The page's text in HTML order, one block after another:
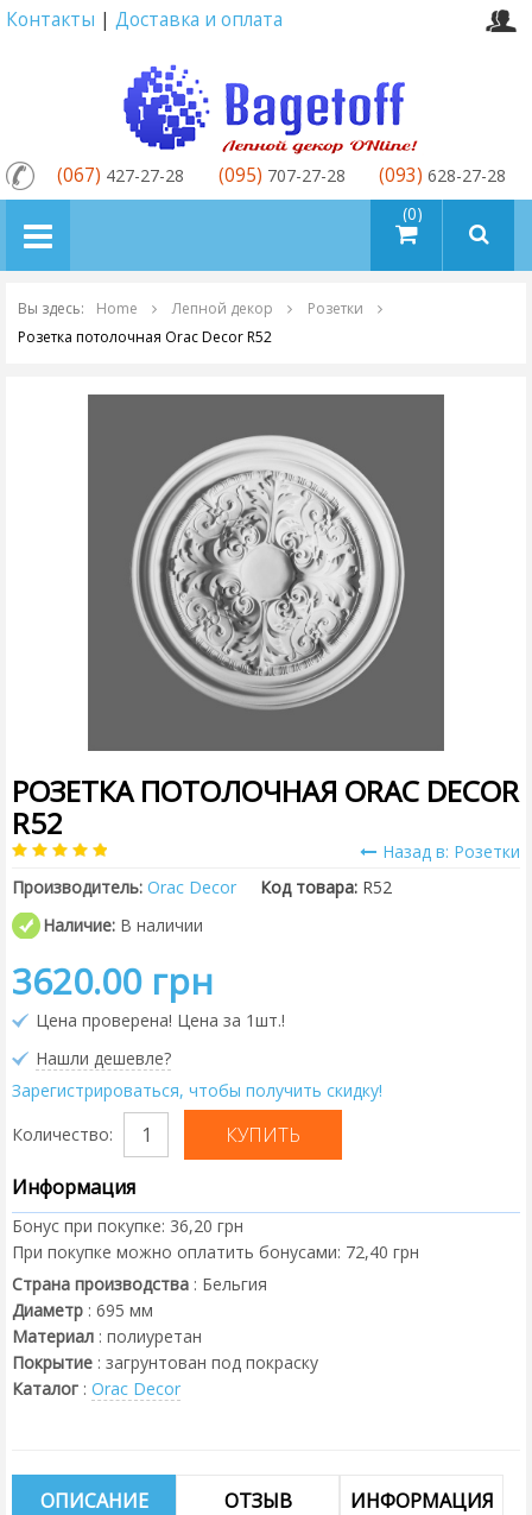
Контакты | Доставка и оплата
товаров (0)
(067) 427-27-28 (095) 707-27-28 (093) 628-27-28
Вы здесь: Home Лепной декор
Розетки
Розетка потолочная Orac Decor R52
РОЗЕТКА ПОТОЛОЧНАЯ ORAC DECOR
R52
Назад в: Розетки
Производитель: Orac Decor Код товара: R52
Наличие: В наличии
3620.00 грн
Цена проверена! Цена за 1шт.!
Нашли дешевле?
Зарегистрироваться, чтобы получить скидку!
Количество:
Информация
Бонус при покупке: 36,20 грн
При покупке можно оплатить бонусами: 72,40 грн
Страна производства : Бельгия
Диаметр : 695 мм
Материал : полиуретан
Покрытие : загрунтован под покраску
Каталог : Orac Decor
ОПИСАНИЕ ОТЗЫВ ИНФОРМАЦИЯ